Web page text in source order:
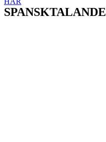
SPANSKTALANDE